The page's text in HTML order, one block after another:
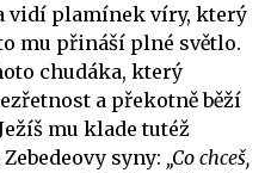
vidí plamínek víry, který
mu přináší plné světlo.
chudáka, který
a překotně běží
mu klade tutéž
syny: „Co chceš,